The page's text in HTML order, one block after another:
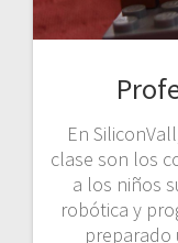
En
clase son los
a los niños
robótica y
preparado